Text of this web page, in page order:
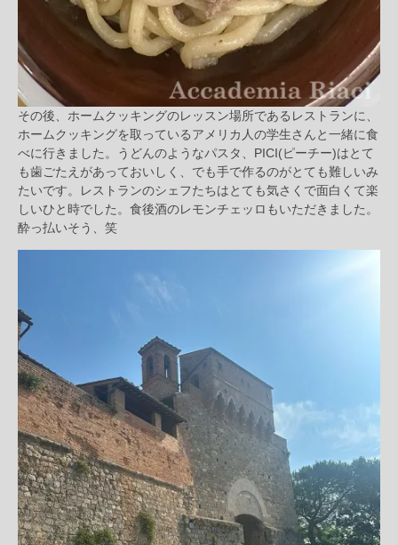
その後、ホームクッキングのレッスン場所であるレストランに、
ホームクッキングを取っているアメリカ人の学生さんと一緒に食
べに行きました。うどんのようなパスタ、PICI(ピーチー)はとて
も歯ごたえがあっておいしく、でも手で作るのがとても難しいみ
たいです。レストランのシェフたちはとても気さくで面白くて楽
しいひと時でした。食後酒のレモンチェッロもいただきました。
酔っ払いそう、笑